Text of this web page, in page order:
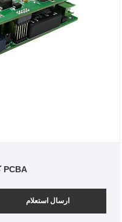
کنترل دسترسی PCBA
ارسال استعلام